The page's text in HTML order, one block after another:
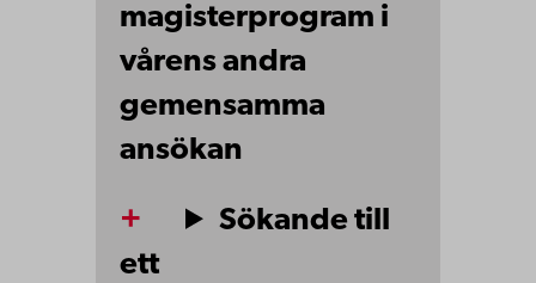
magisterprogram i
vårens andra
gemensamma
ansökan
Sökande till
ett